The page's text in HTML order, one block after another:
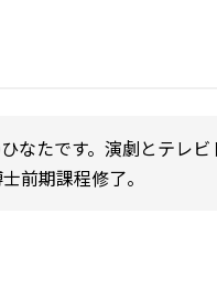
なたです。演劇とテレ
前期課程修了。